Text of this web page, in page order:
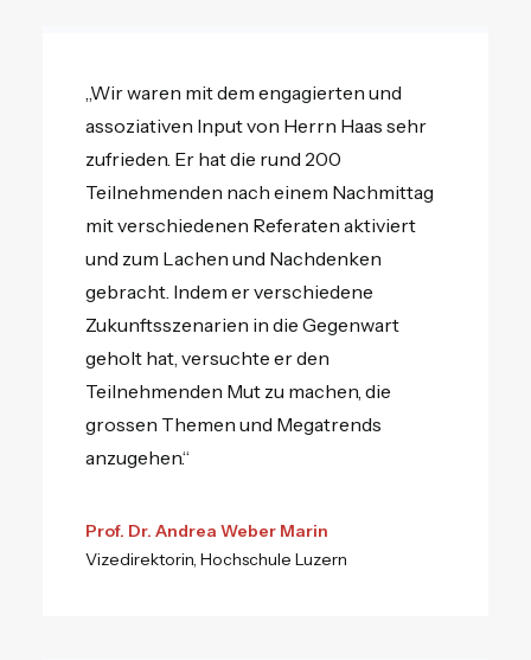
„Wir waren mit dem engagierten und
assoziativen Input von Herrn Haas sehr
zufrieden. Er hat die rund 200
Teilnehmenden nach einem Nachmittag
mit verschiedenen Referaten aktiviert
und zum Lachen und Nachdenken
gebracht. Indem er verschiedene
Zukunftsszenarien in die Gegenwart
geholt hat, versuchte er den
Teilnehmenden Mut zu machen, die
grossen Themen und Megatrends
anzugehen.“
Prof. Dr. Andrea Weber Marin
Vizedirektorin, Hochschule Luzern